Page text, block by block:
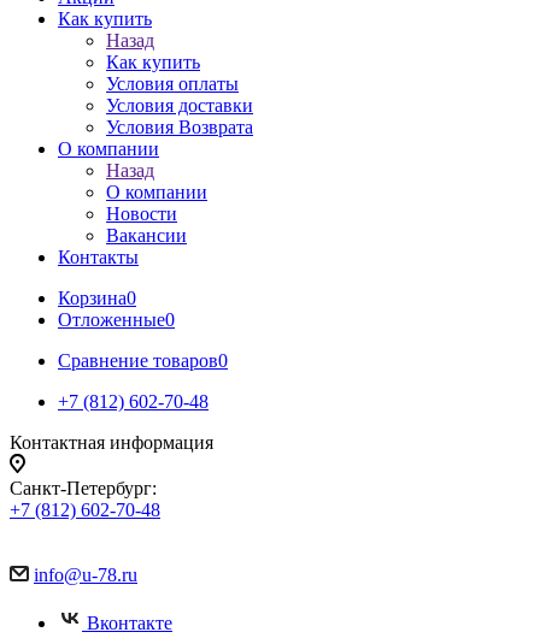
Как купить
Назад
Как купить
Условия оплаты
Условия доставки
Условия Возврата
О компании
Назад
О компании
Новости
Вакансии
Контакты
Корзина0
Отложенные0
Сравнение товаров0
+7 (812) 602-70-48
Контактная информация
Санкт-Петербург:
+7 (812) 602-70-48
info@u-78.ru
Вконтакте